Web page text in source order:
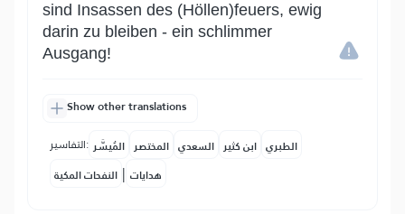
sind Insassen des (Höllen)feuers, ewig
darin zu bleiben - ein schlimmer
Ausgang!
Show other translations
التفاسير: المُيسَّر المختصر السعدي ابن كثير الطبري
النفحات المكية | هدايات